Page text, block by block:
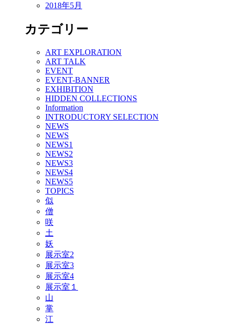
2018年5月
カテゴリー
ART EXPLORATION
ART TALK
EVENT
EVENT-BANNER
EXHIBITION
HIDDEN COLLECTIONS
Information
INTRODUCTORY SELECTION
NEWS
NEWS
NEWS1
NEWS2
NEWS3
NEWS4
NEWS5
TOPICS
似
僧
咲
土
妖
展示室2
展示室3
展示室4
展示室１
山
掌
江